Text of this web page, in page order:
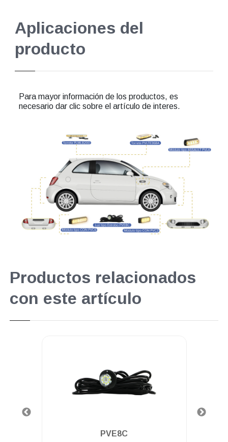
Aplicaciones del
producto
Para mayor información de los productos, es
necesario dar clic sobre el artículo de interes.
Productos relacionados
con este artículo
PVE8C